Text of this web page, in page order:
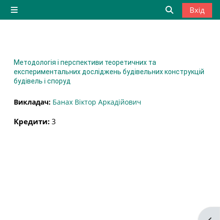
Перейти до головного вмісту
Бокова панель
Вхід
Методологія і перспективи теоретичних та
експериментальних досліджень будівельних конструкцій
будівель і споруд
Викладач: Банах Віктор Аркадійович
Кредити: 3